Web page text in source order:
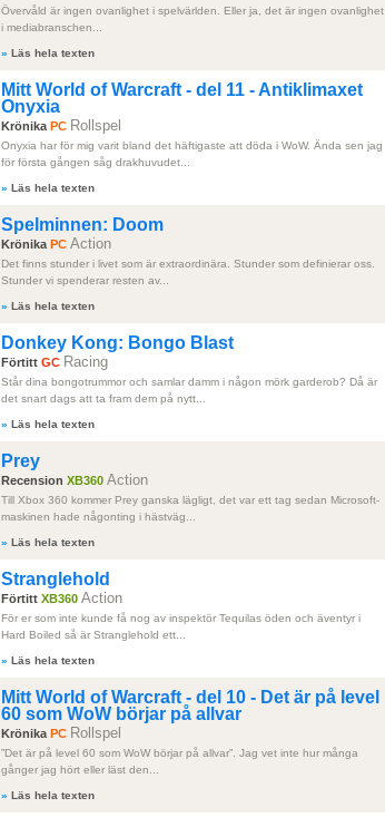
Övervåld är ingen ovanlighet i spelvärlden. Eller ja, det är ingen ovanlighet
i mediabranschen...
» Läs hela texten
Mitt World of Warcraft - del 11 - Antiklimaxet
Onyxia
Krönika PC Rollspel
Onyxia har för mig varit bland det häftigaste att döda i WoW. Ända sen jag
för första gången såg drakhuvudet...
» Läs hela texten
Spelminnen: Doom
Krönika PC Action
Det finns stunder i livet som är extraordinära. Stunder som definierar oss.
Stunder vi spenderar resten av...
» Läs hela texten
Donkey Kong: Bongo Blast
Förtitt GC Racing
Står dina bongotrummor och samlar damm i någon mörk garderob? Då är
det snart dags att ta fram dem på nytt...
» Läs hela texten
Prey
Recension XB360 Action
Till Xbox 360 kommer Prey ganska lägligt, det var ett tag sedan Microsoft-
maskinen hade någonting i hästväg...
» Läs hela texten
Stranglehold
Förtitt XB360 Action
För er som inte kunde få nog av inspektör Tequilas öden och äventyr i
Hard Boiled så är Stranglehold ett...
» Läs hela texten
Mitt World of Warcraft - del 10 - Det är på level
60 som WoW börjar på allvar
Krönika PC Rollspel
”Det är på level 60 som WoW börjar på allvar”. Jag vet inte hur många
gånger jag hört eller läst den...
» Läs hela texten